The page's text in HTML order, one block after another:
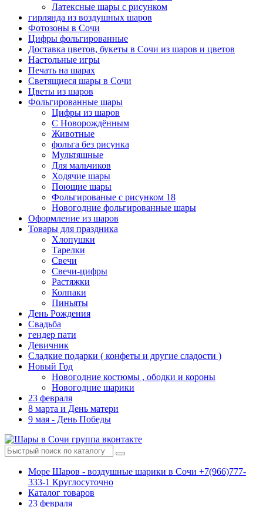
Латексные шары с рисунком
гирлянда из воздушных шаров
Фотозоны в Сочи
Цифры фольгированные
Доставка цветов, букеты в Сочи из шаров и цветов
Настольные игры
Печать на шарах
Светящиеся шары в Сочи
Цветы из шаров
Фольгированные шары
Цифры из шаров
С Новорождённым
Животные
фольга без рисунка
Мультяшные
Для мальчиков
Ходячие шары
Поющие шары
Фольгированые с рисунком 18
Новогодние фольгированные шары
Оформление из шаров
Товары для праздника
Хлопушки
Тарелки
Свечи
Свечи-цифры
Растяжки
Колпаки
Пиньяты
День Рождения
Свадьба
гендер пати
Девичник
Сладкие подарки ( конфеты и другие сладости )
Новый Год
Новогодние костюмы , ободки и короны
Новогодние шарики
23 февраля
8 марта и День матери
9 мая - День Победы
Море Шаров - воздушные шарики в Сочи +7(966)777-
333-1 Круглосуточно
Каталог товаров
23 февраля